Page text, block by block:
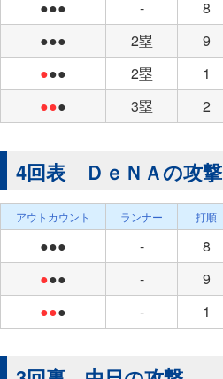
●●● - 8
●●●
2塁 9
●●● 2塁 1
●●● 3塁 2
4回表 ＤｅＮＡの攻撃
アウトカウント ランナー 打順
●●● - 8
●●● - 9
●●● - 1